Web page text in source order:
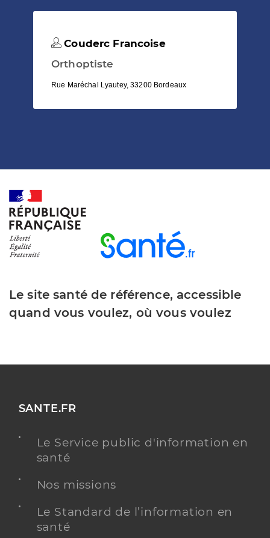
Couderc Francoise
Orthoptiste
Rue Maréchal Lyautey, 33200 Bordeaux
Le site santé de référence, accessible
quand vous voulez, où vous voulez
SANTE.FR
Le Service public d'information en
santé
Nos missions
Le Standard de l’information en
santé